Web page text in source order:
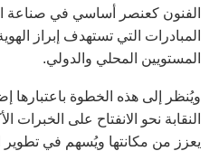
الفنون كعنصر أساسي في صناعة
المبادرات التي تستهدف إبراز
المستويين المحلي والدولي.
ويُنظر إلى هذه الخطوة باعتبارها
النقابة نحو الانفتاح على الخبرات
يعزز من مكانتها ويُسهم في تطوير